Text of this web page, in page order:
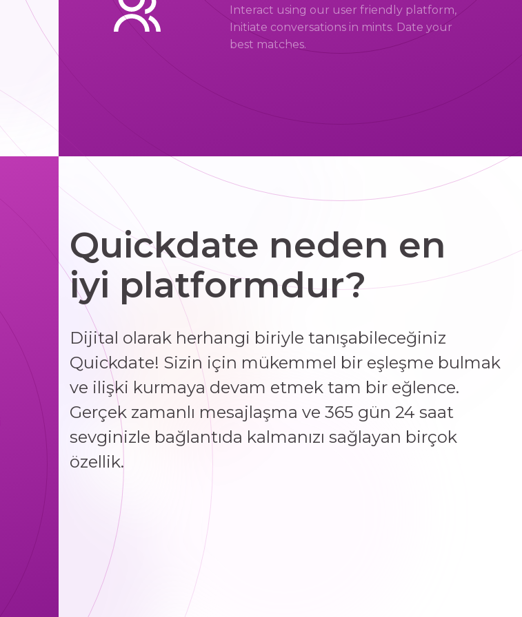
Interact using our user friendly platform,
Initiate conversations in mints. Date your
best matches.
Quickdate neden en
iyi platformdur?
Dijital olarak herhangi biriyle tanışabileceğiniz
Quickdate! Sizin için mükemmel bir eşleşme bulmak
ve ilişki kurmaya devam etmek tam bir eğlence.
Gerçek zamanlı mesajlaşma ve 365 gün 24 saat
sevginizle bağlantıda kalmanızı sağlayan birçok
özellik.